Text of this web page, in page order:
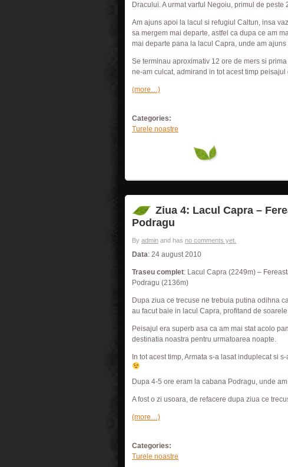
Dracului. A urmat varful Negoiu, primul de peste
Am ajuns apoi la lacul si refugiul Caltun, insa
sa mergem mai departe, astfel ca dupa ce am
mai departe pana la lacul Capra, unde am ajuns
Se terminau aproximativ 12 ore de mers si
ne-am culcat, admirand in tot acest timp
(more…)
Categories:
Turele noastre
Ziua 4: Lacul Capra –
Podragu
By admin and has no comments yet.
Data: 24 august 2010
Traseu complet: Lacul Capra (2249m) –
Podragu (2136m)
Dupa ziua ce trecuse ne trebuia putina odihna
au facut baie in lacul Capra, profitand de
Peisajul era superb asa ca am mai stat acolo
destinatia noastra pentru urmatoarea noapte.
In tot acest timp, Armata s-a lasat induplecat si
Dupa 4-5 ore eram la cabana Podragu, unde
A fost o zi usoara, de refacere dupa ziua ce
(more…)
Categories:
Turele noastre